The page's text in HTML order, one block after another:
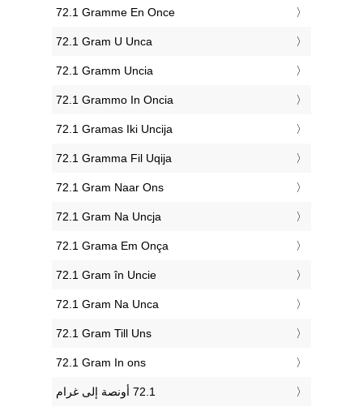
‎72.1 Gramme En Once
‎72.1 Gram U Unca
‎72.1 Gramm Uncia
‎72.1 Grammo In Oncia
‎72.1 Gramas Iki Uncija
‎72.1 Gramma Fil Uqija
‎72.1 Gram Naar Ons
‎72.1 Gram Na Uncja
‎72.1 Grama Em Onça
‎72.1 Gram în Uncie
‎72.1 Gram Na Unca
‎72.1 Gram Till Uns
‎72.1 Gram In ons